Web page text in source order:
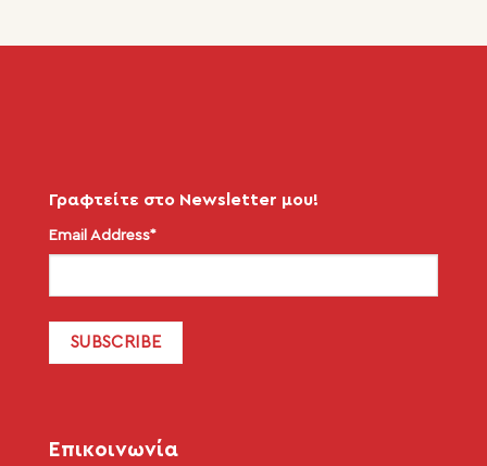
Γραφτείτε στο Newsletter μου!
Email Address*
Επικοινωνία